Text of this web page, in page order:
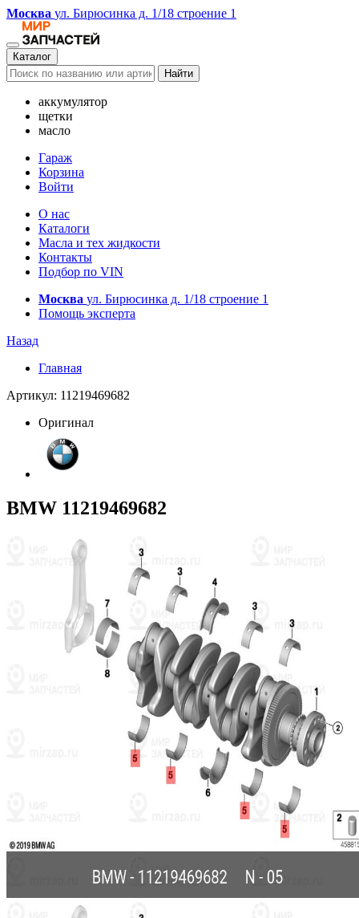
Москва ул. Бирюсинка д. 1/18 строение 1
Каталог
Найти
аккумулятор
щетки
масло
Гараж
Корзина
Войти
О нас
Каталоги
Масла и тех жидкости
Контакты
Подбор по VIN
Москва ул. Бирюсинка д. 1/18 строение 1
Помощь эксперта
Назад
Главная
Артикул: 11219469682
Оригинал
BMW 11219469682